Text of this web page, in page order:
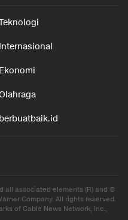
Internasional
Ekonomi
berbuatbaik.id
all associated elements (R) and ©
Company. All rights reserved.
of Cable News Network, Inc.,